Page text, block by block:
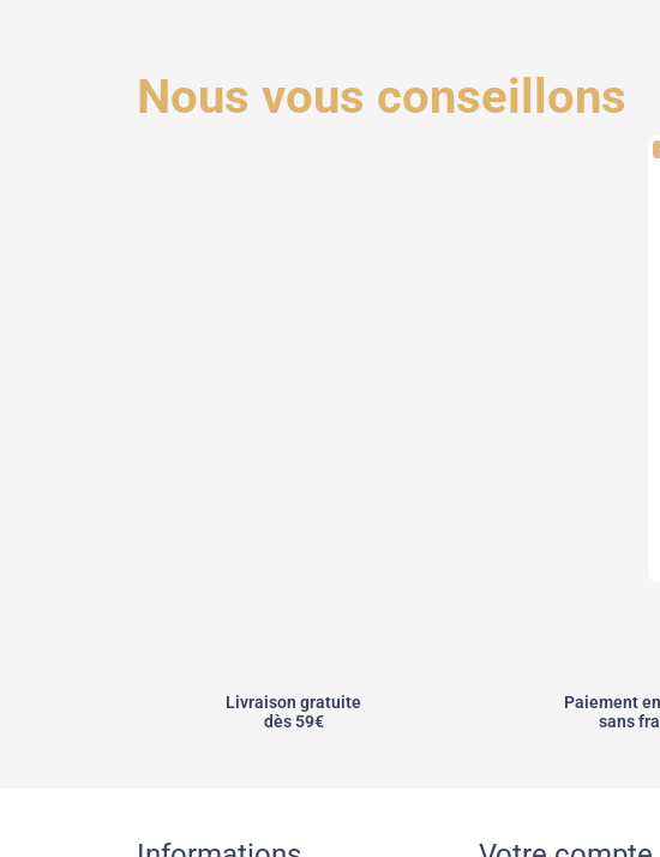
Nous vous conseillons
Livraison gratuite
dès 59€
Paiement
sans